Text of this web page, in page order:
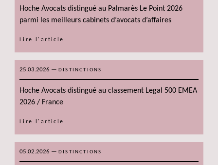
Hoche Avocats distingué au Palmarès Le Point 2026
parmi les meilleurs cabinets d’avocats d’affaires
Lire l'article
25.03.2026 — DISTINCTIONS
Hoche Avocats distingué au classement Legal 500 EMEA
2026 / France
Lire l'article
05.02.2026 — DISTINCTIONS